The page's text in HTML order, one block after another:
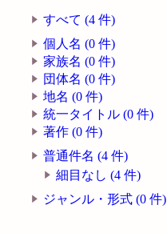
すべて (4 件)
個人名 (0 件)
家族名 (0 件)
団体名 (0 件)
地名 (0 件)
統一タイトル (0 件)
著作 (0 件)
普通件名 (4 件)
細目なし (4 件)
ジャンル・形式 (0 件)